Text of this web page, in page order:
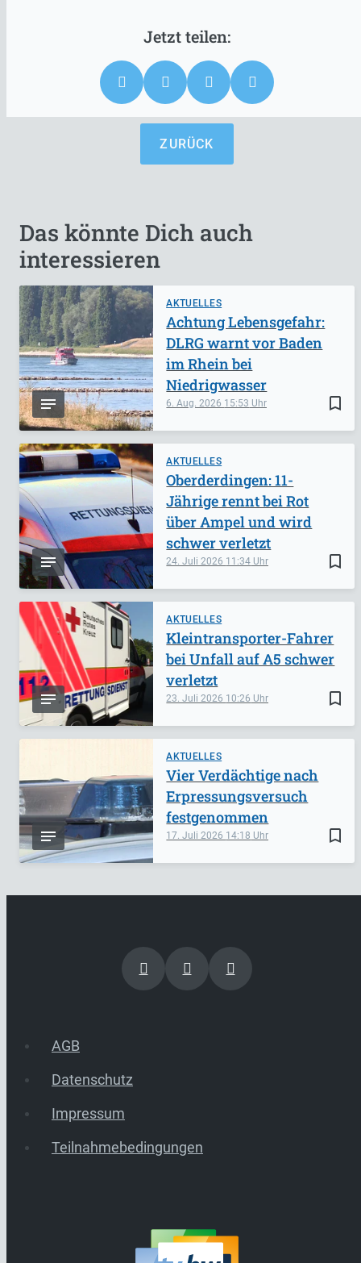
ZURÜCK
Das könnte Dich auch
interessieren
AKTUELLES
bookmark_border
6. Aug. 2026 15:53
Achtung Lebensgefahr:
DLRG warnt vor Baden
im Rhein bei
Niedrigwasser
AKTUELLES
bookmark_border
24. Juli 2026 11:34
Oberderdingen: 11-
Jährige rennt bei Rot
über Ampel und wird
schwer verletzt
AKTUELLES
bookmark_border
23. Juli 2026 10:26
Kleintransporter-Fahrer
bei Unfall auf A5 schwer
verletzt
AKTUELLES
bookmark_border
17. Juli 2026 14:18
Vier Verdächtige nach
Erpressungsversuch
festgenommen
AGB
Datenschutz
Impressum
Teilnahmebedingungen